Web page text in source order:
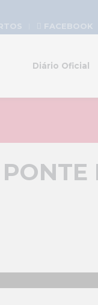
FACEBOOK
Diário Oficial